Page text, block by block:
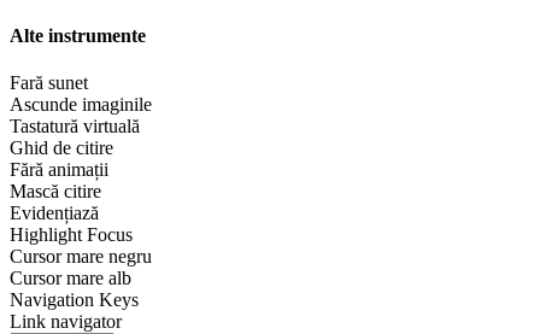
Alte instrumente
Fară sunet
Ascunde imaginile
Tastatură virtuală
Ghid de citire
Fără animații
Mască citire
Evidențiază
Highlight Focus
Cursor mare negru
Cursor mare alb
Navigation Keys
Link navigator